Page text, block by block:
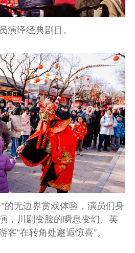
演绎经典剧目。
的无边界赏戏体验，演员们身
，川剧变脸的瞬息变幻、英
“在转角处邂逅惊喜”。